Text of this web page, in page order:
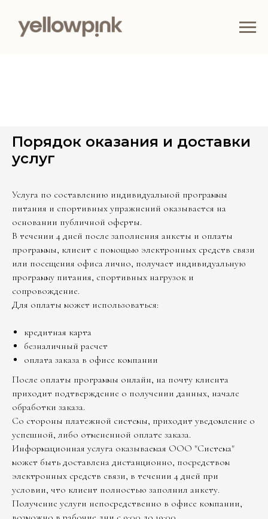
Порядок оказания и доставки
услуг
Услуга по составлению индивидуальной программы
питания и спортивных упражнений оказывается на
основании публичной оферты.
В течении 4 дней после заполнения анкеты и оплаты
программы, клиент с помощью электронных средств связи
или посещения офиса лично, получает индивидуальную
программу питания, спортивных нагрузок и
сопровождение.
Для оплаты может использоваться:
кредитная карта
безналичный расчет
оплата заказа в офисе компании
После оплаты программы онлайн, на почту клиента
приходит подтверждение о получении данных, начале
обработки заказа.
Со стороны платежной системы, приходит уведомление о
успешной, либо отмененной оплате заказа.
Информационная услуга оказываемая ООО "Система"
может быть доставлена дистанционно, посредством
электронных средств связи, в течении 4 дней при
условии, что клиент полностью заполнил анкету.
Получение услуги непосредственно в офисе компании,